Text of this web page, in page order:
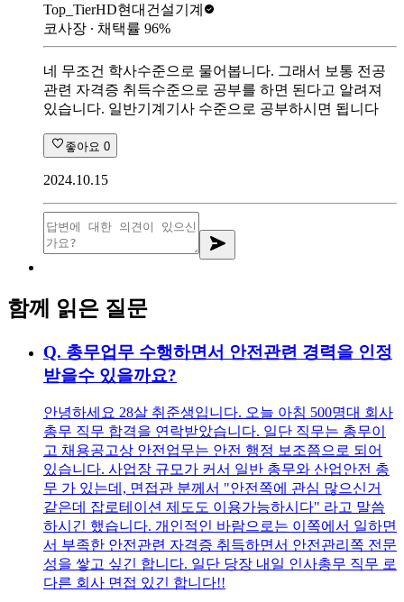
Top_TierHD현대건설기계
코사장 ∙ 채택률 96%
네 무조건 학사수준으로 물어봅니다. 그래서 보통 전공
관련 자격증 취득수준으로 공부를 하면 된다고 알려져
있습니다. 일반기계기사 수준으로 공부하시면 됩니다
좋아요 0
2024.10.15
함께 읽은 질문
Q. 총무업무 수행하면서 안전관련 경력을 인정
받을수 있을까요?
안녕하세요 28살 취준생입니다. 오늘 아침 500명대 회사
총무 직무 합격을 연락받았습니다. 일단 직무는 총무이
고 채용공고상 안전업무는 안전 행정 보조쯤으로 되어
있습니다. 사업장 규모가 커서 일반 총무와 산업안전 총
무 가 있는데, 면접관 분께서 "안전쪽에 관심 많으신거
같은데 잡로테이션 제도도 이용가능하시다" 라고 말씀
하시긴 했습니다. 개인적인 바람으로는 이쪽에서 일하면
서 부족한 안전관련 자격증 취득하면서 안전관리쪽 전문
성을 쌓고 싶긴 합니다. 일단 당장 내일 인사총무 직무 로
다른 회사 면접 있긴 합니다!!